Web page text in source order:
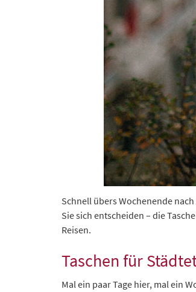
Schnell übers Wochenende
Sie sich entscheiden – die
Reisen.
Taschen für
Mal ein paar Tage hier, mal ein